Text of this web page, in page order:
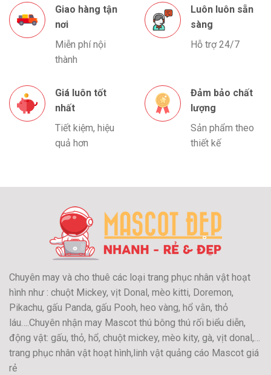
Giao hàng tận
nơi
Miễn phí nội
thành
Luôn luôn sẵn
sàng
Hỗ trợ 24/7
Giá luôn tốt
nhất
Tiết kiệm, hiệu
quả hơn
Đảm bảo chất
lượng
Sản phẩm theo
thiết kế
Chuyên may và cho thuê các loại trang phục nhân vật hoạt
hình như : chuột Mickey, vịt Donal, mèo kitti, Doremon,
Pikachu, gấu Panda, gấu Pooh, heo vàng, hổ vằn, thỏ
láu….Chuyên nhận may Mascot thú bông thú rối biểu diễn,
động vật: gấu, thỏ, hổ, chuột mickey, mèo kity, gà, vịt donal,…
trang phục nhân vật hoạt hình,linh vật quảng cáo Mascot giá
rẻ